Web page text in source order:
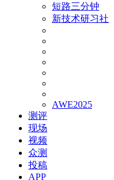
短路三分钟
新技术研习社
AWE2025
测评
现场
视频
众测
投稿
APP